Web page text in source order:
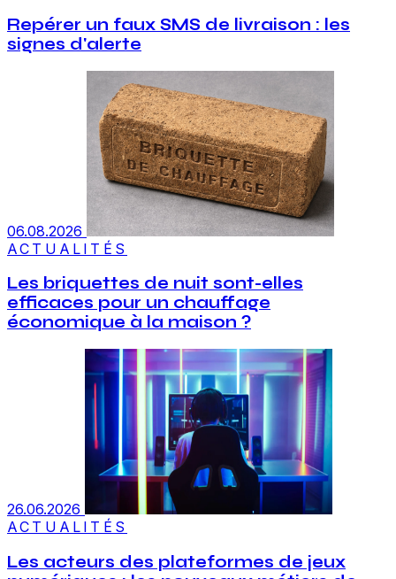
Repérer un faux SMS de livraison : les
signes d'alerte
06.08.2026
ACTUALITÉS
Les briquettes de nuit sont-elles
efficaces pour un chauffage
économique à la maison ?
26.06.2026
ACTUALITÉS
Les acteurs des plateformes de jeux